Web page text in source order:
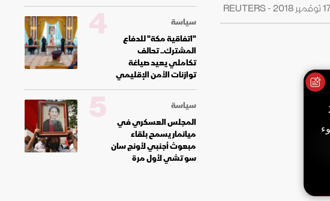
يومي 28
سياسة
"اتفاقية مكة" للدفاع
المشترك.. تحالف
تكاملي يعيد صياغة
توازنات الأمن الإقليمي
4
سياسة
المجلس العسكري في
ميانمار يسمح بلقاء
مبعوث أجنبي لأونج سان
سو تشي لأول مرة
5